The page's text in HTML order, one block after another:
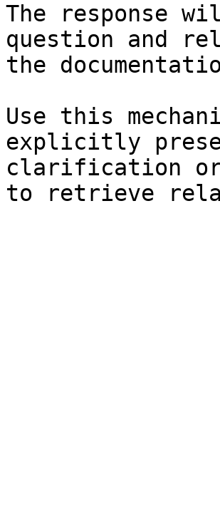
The response
question and
the
Use this
explicitly
clarification or